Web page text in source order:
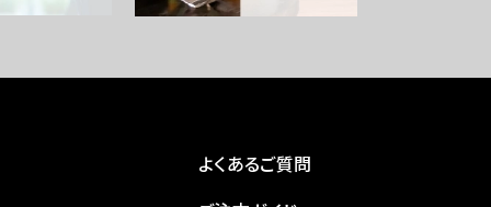
よくあるご質問